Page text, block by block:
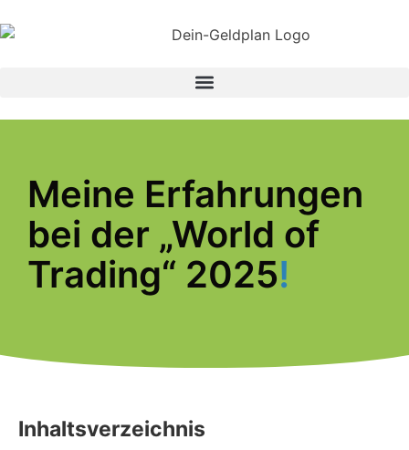
Meine Erfahrungen
bei der „World of
Trading“ 2025!
Inhaltsverzeichnis